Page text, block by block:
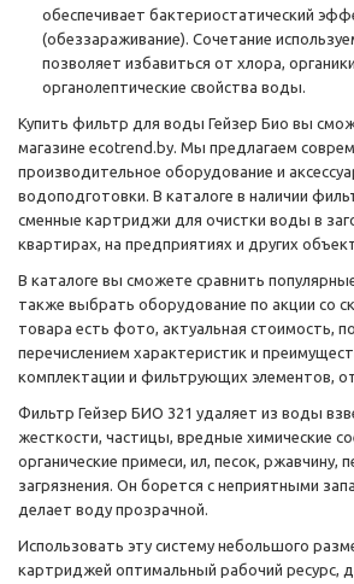
обеспечивает бактериостатический
(обеззараживание). Сочетание
позволяет избавиться от хлора,
органолептические свойства воды.
Купить фильтр для воды Гейзер Био вы
магазине ecotrend.by. Мы предлагаем
производительное оборудование и
водоподготовки. В каталоге в наличии
сменные картриджи для очистки воды в
квартирах, на предприятиях и других
В каталоге вы сможете сравнить
также выбрать оборудование по акции со
товара есть фото, актуальная стоимость,
перечислением характеристик и
комплектации и фильтрующих элементов,
Фильтр Гейзер БИО 321 удаляет из воды
жесткости, частицы, вредные химические
органические примеси, ил, песок, ржавчину,
загрязнения. Он борется с неприятными
делает воду прозрачной.
Использовать эту систему небольшого
картриджей оптимальный рабочий ресурс,